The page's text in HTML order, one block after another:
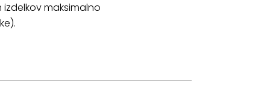
maksimalno